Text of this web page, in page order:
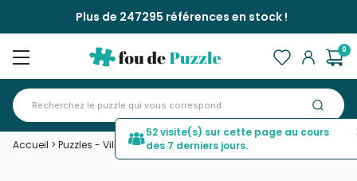
Plus de 247295 références en stock !
0
Accueil > Puzzles - Villes et Villages >Ville de Nantes
52 visite(s) sur cette page au cours
des 7 derniers jours.